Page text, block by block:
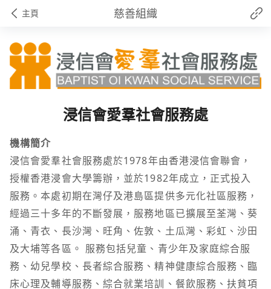
主頁 慈善組織
浸信會愛羣社會服務處
機構簡介
浸信會愛羣社會服務處於1978年由香港浸信會聯會，
授權香港浸會大學籌辦，並於1982年成立，正式投入
服務。本處初期在灣仔及港島區提供多元化社區服務，
經過三十多年的不斷發展，服務地區已擴展至荃灣、葵
涌、青衣、長沙灣、旺角、佐敦、土瓜灣、彩虹、沙田
及大埔等各區。 服務包括兒童、青少年及家庭綜合服
務、幼兒學校、長者綜合服務、精神健康綜合服務、臨
床心理及輔導服務、綜合就業培訓、餐飲服務、扶貧項